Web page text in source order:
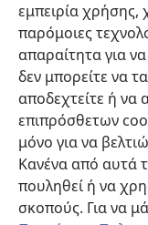
εμπειρία χρήσης,
παρόμοιες
απαραίτητα για
δεν μπορείτε να
αποδεχτείτε ή να
επιπρόσθετων
μόνο για να
Κανένα από αυτά
πουληθεί ή να
σκοπούς. Για να
Συνεισφορές
(ανοίγει
παράθυρο)ΔΙΑΔΙΚΤΥΑΚΗ
(ανοίγει
νέο
παράθυρο)
JW Hub ®
(ανοίγει
νέο
παράθυρο)JW Library®
Βιβλιοθήκη της